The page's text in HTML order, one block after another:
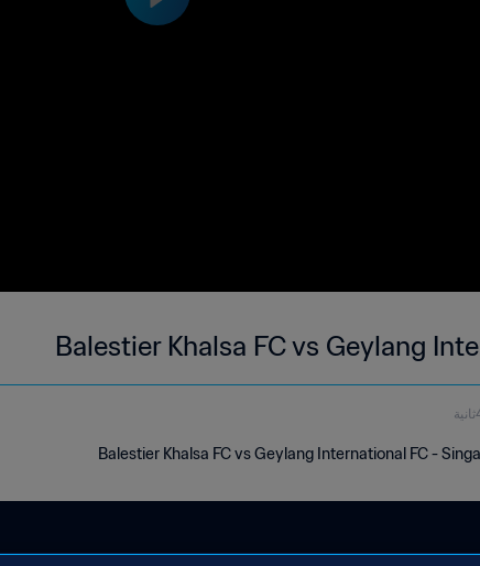
Balestier Khalsa FC vs Geylang
Balestier Khalsa FC vs Geylang International FC -